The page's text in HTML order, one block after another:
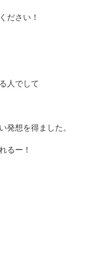
ださい！
人でして
発想を得ました。
るー！